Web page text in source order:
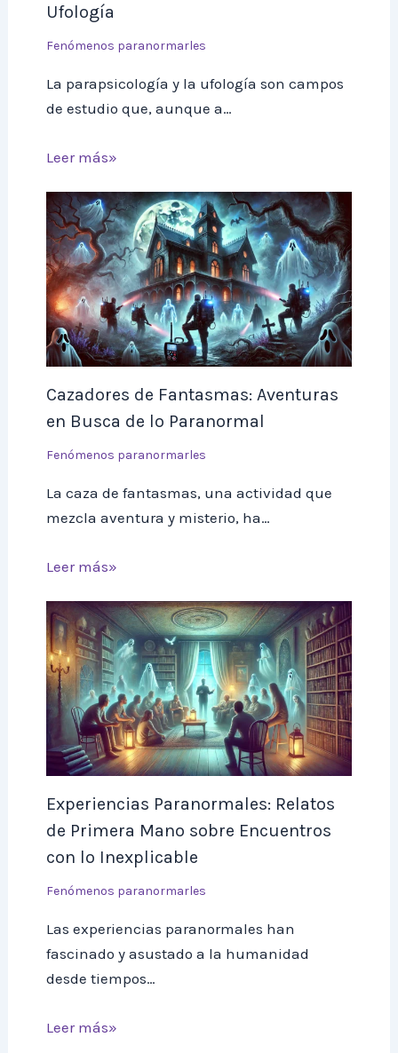
Ufología
Fenómenos paranormarles
La parapsicología y la ufología son campos
de estudio que, aunque a…
Leer más»
Cazadores de Fantasmas: Aventuras
en Busca de lo Paranormal
Fenómenos paranormarles
La caza de fantasmas, una actividad que
mezcla aventura y misterio, ha…
Leer más»
Experiencias Paranormales: Relatos
de Primera Mano sobre Encuentros
con lo Inexplicable
Fenómenos paranormarles
Las experiencias paranormales han
fascinado y asustado a la humanidad
desde tiempos…
Leer más»